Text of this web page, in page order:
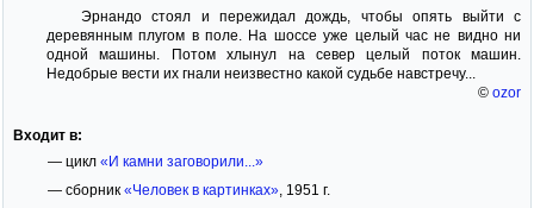
Эрнандо стоял и пережидал дождь, чтобы опять выйти с
деревянным плугом в поле. На шоссе уже целый час не видно ни
одной машины. Потом хлынул на север целый поток машин.
Недобрые вести их гнали неизвестно какой судьбе навстречу...
© ozor
Входит в:
— цикл «И камни заговорили...»
— сборник «Человек в картинках», 1951 г.